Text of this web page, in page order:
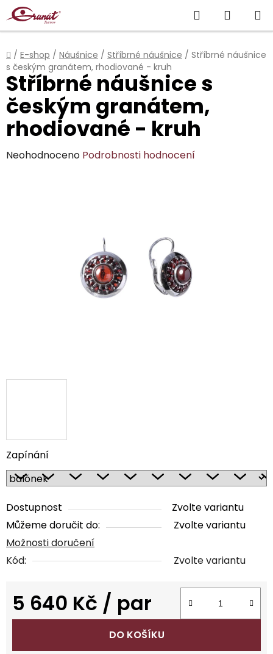
Přejít
na
obsah
Hledat
KOŠÍK
Domů
/ E-shop / Náušnice / Stříbrné náušnice / Stříbrné náušnice
s českým granátem, rhodiované - kruh
Zapínání
Dostupnost
Zvolte variantu
Můžeme doručit do:
Zvolte variantu
Možnosti doručení
Kód:
Zvolte variantu
5 640 Kč / par
Měrná cena:
DO KOŠÍKU
Stříbrné náušnice s
českým granátem,
rhodiované - kruh
Průměrné
Neohodnoceno Podrobnosti hodnocení